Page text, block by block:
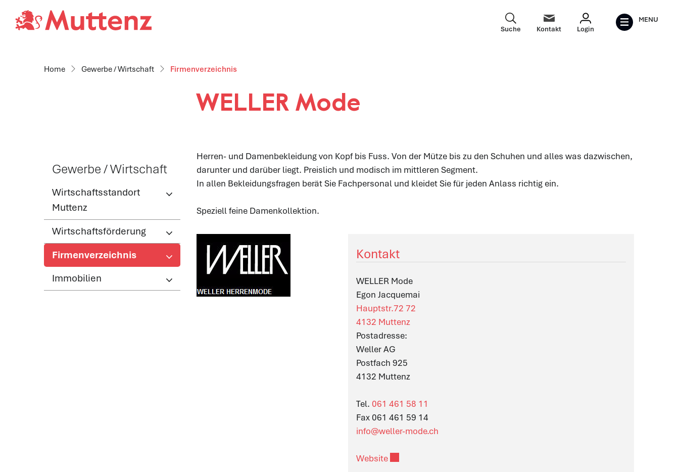
Gemeinde Muttenz
Suche Kontakt Login
MENU
Gewerbe / Wirtschaft Firmenverzeichnis(ausgewählt)
WELLER Mode
Gewerbe / Wirtschaft
Wirtschaftsstandort
Muttenz
Wirtschaftsförderung
Firmenverzeichnis
(ausgewählt)
Immobilien
Herren- und Damenbekleidung von Kopf bis Fuss. Von der Mütze bis zu den Schuhen und alles was dazwischen,
darunter und darüber liegt. Preislich und modisch im mittleren Segment.
In allen Bekleidungsfragen berät Sie Fachpersonal und kleidet Sie für jeden Anlass richtig ein.
Speziell feine Damenkollektion.
Kontakt
WELLER Mode
Egon Jacquemai
Hauptstr.72 72
4132 Muttenz
Postadresse:
Weller AG
Postfach 925
4132 Muttenz
Tel. 061 461 58 11
Fax 061 461 59 14
info@weller-mode.ch
WebsiteExterner Link wird in einem neuen Fenster geöffnet.